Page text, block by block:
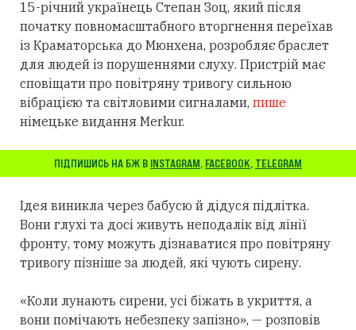
15-річний українець Степан Зоц, який після
початку повномасштабного вторгнення переїхав
із Краматорська до Мюнхена, розробляє браслет
для людей із порушеннями слуху. Пристрій має
сповіщати про повітряну тривогу сильною
вібрацією та світловими сигналами, пише
німецьке видання Merkur.
ПІДПИШИСЬ НА БЖ В INSTAGRAM, FACEBOOK, TELEGRAM
Ідея виникла через бабусю й дідуся підлітка.
Вони глухі та досі живуть неподалік від лінії
фронту, тому можуть дізнаватися про повітряну
тривогу пізніше за людей, які чують сирену.
«Коли лунають сирени, усі біжать в укриття, а
вони помічають небезпеку запізно», — розповів